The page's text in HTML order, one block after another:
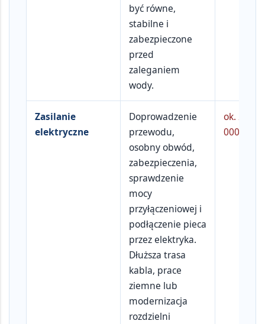
być równe,
stabilne i
zabezpieczone
przed
zaleganiem
wody.
Zasilanie
elektryczne
Doprowadzenie
przewodu,
osobny obwód,
zabezpieczenia,
sprawdzenie
mocy
przyłączeniowej i
podłączenie pieca
przez elektryka.
Dłuższa trasa
kabla, prace
ziemne lub
modernizacja
rozdzielni
ok. 2
000 zł